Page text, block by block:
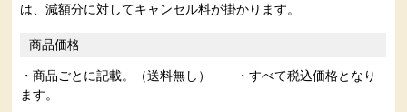
は、減額分に対してキャンセル料が掛かります。
商品価格
・商品ごとに記載。（送料無し） ・すべて税込価格となり
ます。